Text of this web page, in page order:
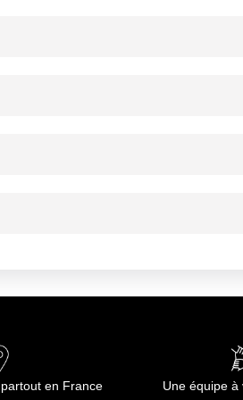
fromage 5% (LAIT, sel, ferments
en France Une équipe à